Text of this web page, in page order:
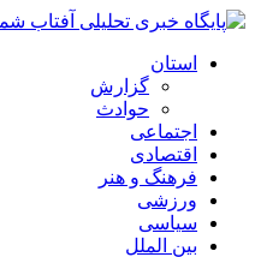
استان
گزارش
حوادث
اجتماعی
اقتصادی
فرهنگ و هنر
ورزشی
سیاسی
بین الملل